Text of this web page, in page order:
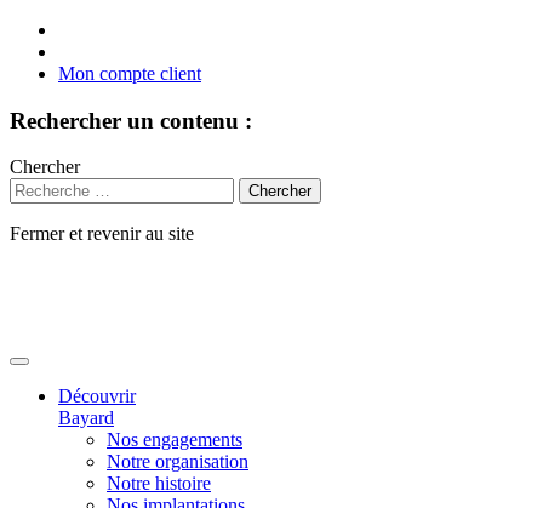
Mon compte client
Rechercher un contenu :
Chercher
Fermer et revenir au site
Découvrir
Bayard
Nos engagements
Notre organisation
Notre histoire